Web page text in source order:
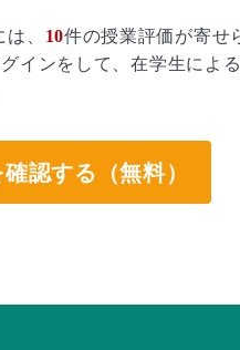
、 10件の授業評価が寄せ
インをして、在学生によ
認する（無料）